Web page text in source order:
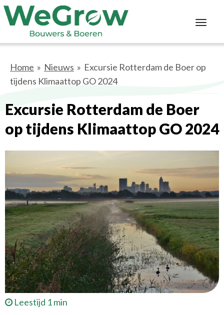
Home » Nieuws » Excursie Rotterdam de Boer op
tijdens Klimaattop GO 2024
Excursie Rotterdam de Boer
op tijdens Klimaattop GO 2024
Leestijd 1 min